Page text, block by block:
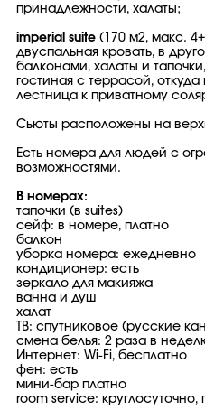
принадлежности, халаты;
imperial suite (170 м2, макс.
двуспальная кровать, в
балконами, халаты и
гостиная с террасой,
лестница к приватному
Сьюты расположены на
Есть номера для людей с
возможностями.
В номерах:
тапочки (в suites)
сейф: в номере, платно
балкон
уборка номера: ежедневно
кондиционер: есть
зеркало для макияжа
ванна и душ
халат
ТВ: спутниковое (русские
смена белья: 2 раза в
Интернет: Wi-Fi, бесплатно
фен: есть
мини-бар платно
room service: круглосуточно,